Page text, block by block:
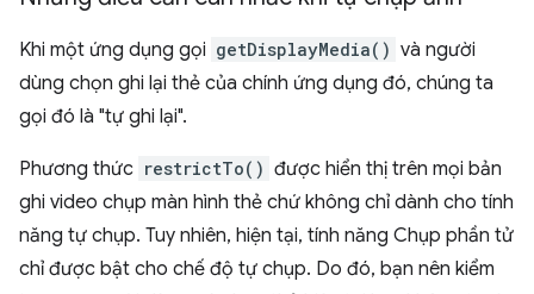
Khi một ứng dụng gọi getDisplayMedia() và người
dùng chọn ghi lại thẻ của chính ứng dụng đó, chúng ta
gọi đó là "tự ghi lại".
Phương thức restrictTo() được hiển thị trên mọi bản
ghi video chụp màn hình thẻ chứ không chỉ dành cho tính
năng tự chụp. Tuy nhiên, hiện tại, tính năng Chụp phần tử
chỉ được bật cho chế độ tự chụp. Do đó, bạn nên kiểm